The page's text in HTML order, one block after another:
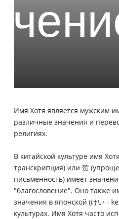
Имя Хотя является мужским
различные значения и
религиях.
В китайской культуре имя
транскрипция) или 贺
письменность) имеет
"благословение". Оно также
значения в японской (けい -
культурах. Имя Хотя часто